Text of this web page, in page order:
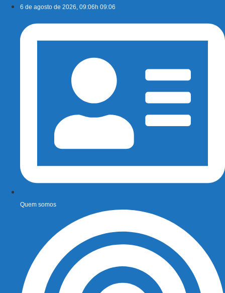
conteúdo
6 de agosto de 2026, 09:06h 09:06
Quem somos